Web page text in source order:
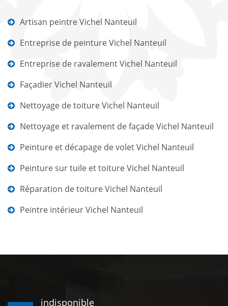
Artisan peintre Vichel Nanteuil
Entreprise de peinture Vichel Nanteuil
Entreprise de ravalement Vichel Nanteuil
Façadier Vichel Nanteuil
Nettoyage de toiture Vichel Nanteuil
Nettoyage et ravalement de façade Vichel Nanteuil
Peinture et décapage de volet Vichel Nanteuil
Peinture sur tuile et toiture Vichel Nanteuil
Réparation de toiture Vichel Nanteuil
Peintre intérieur Vichel Nanteuil
indisponible